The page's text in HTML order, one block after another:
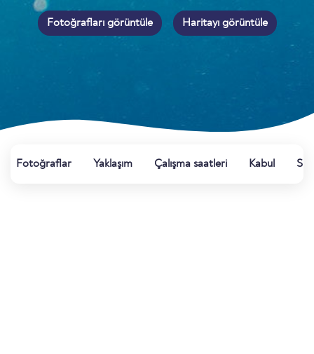
Fotoğrafları görüntüle Haritayı görüntüle
Fotoğraflar Yaklaşım Çalışma saatleri Kabul